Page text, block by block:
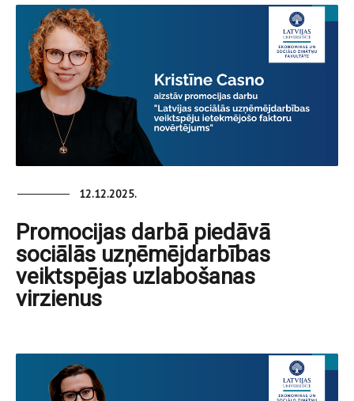
12.12.2025.
Promocijas darbā piedāvā
sociālās uzņēmējdarbības
veiktspējas uzlabošanas
virzienus